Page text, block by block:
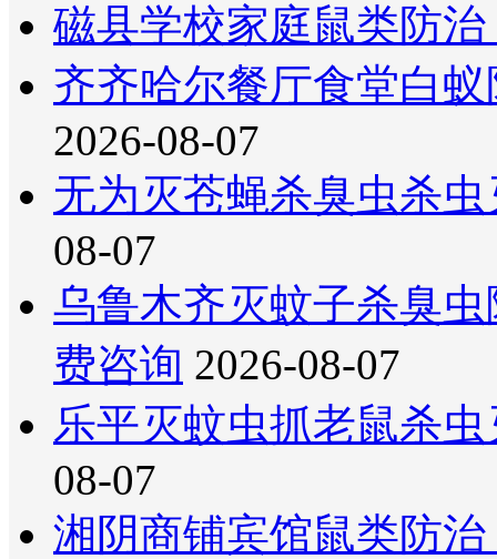
磁县学校家庭鼠类防
齐齐哈尔餐厅食堂白
2026-08-07
无为灭苍蝇杀臭虫杀
08-07
乌鲁木齐灭蚊子杀臭
费咨询 2026-08-07
乐平灭蚊虫抓老鼠杀
08-07
湘阴商铺宾馆鼠类防